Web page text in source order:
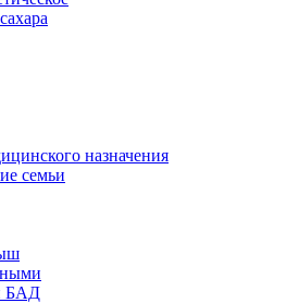
назначения
семьи
БАД